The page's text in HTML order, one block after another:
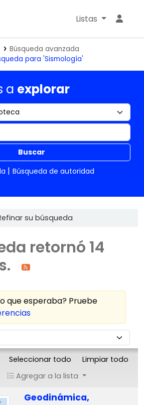
IGP
Listas
Búsqueda avanzada
para 'Sismología'
a explorar
Buscar
Búsqueda de autoridad
su búsqueda
retornó 14
que esperaba? Pruebe
Seleccionar todo
Limpiar todo
Agregar a la lista
Geodinámica,